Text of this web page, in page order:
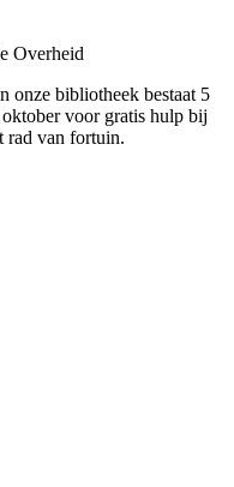
Overheid
onze bibliotheek bestaat 5
voor gratis hulp bij
rad van fortuin.